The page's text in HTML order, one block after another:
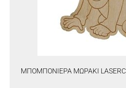
ΜΠΟΜΠΟΝΙΕΡΑ ΜΩΡΑΚΙ